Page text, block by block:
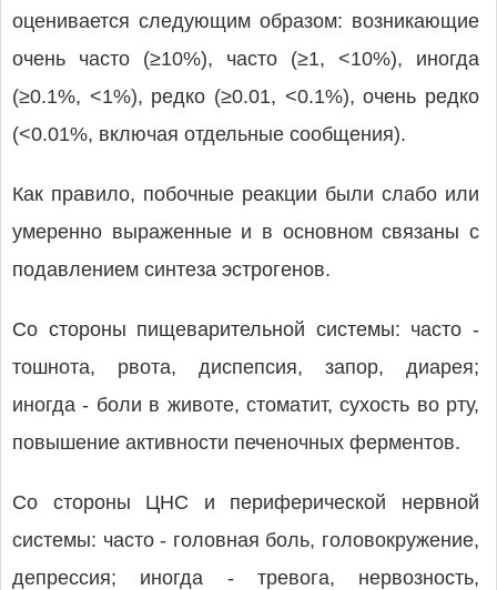
оценивается следующим образом: возникающие
очень часто (≥10%), часто (≥1, <10%), иногда
(≥0.1%, <1%), редко (≥0.01, <0.1%), очень редко
(<0.01%, включая отдельные сообщения).
Как правило, побочные реакции были слабо или
умеренно выраженные и в основном связаны с
подавлением синтеза эстрогенов.
Со стороны пищеварительной системы: часто -
тошнота, рвота, диспепсия, запор, диарея;
иногда - боли в животе, стоматит, сухость во рту,
повышение активности печеночных ферментов.
Со стороны ЦНС и периферической нервной
системы: часто - головная боль, головокружение,
депрессия; иногда - тревога, нервозность,